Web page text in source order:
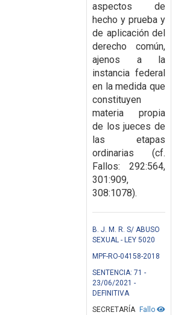
aspectos de
hecho y prueba y
de aplicación del
derecho común,
ajenos a la
instancia federal
en la medida que
constituyen
materia propia
de los jueces de
las etapas
ordinarias (cf.
Fallos: 292:564,
301:909,
308:1078).
B. J. M. R. S/ ABUSO
SEXUAL - LEY 5020
MPF-RO-04158-2018
SENTENCIA: 71 -
23/06/2021 -
DEFINITIVA
Fallo
SECRETARÍA